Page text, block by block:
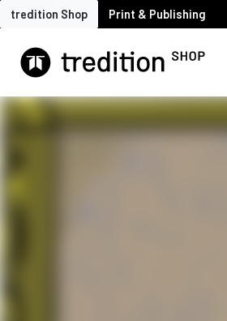
tredition Shop Print & Publishing